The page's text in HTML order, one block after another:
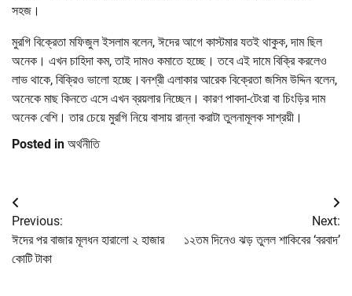
সহজ।
মুরগি বিক্রেতা মফিজুল ইসলাম বলেন, ঈদের আগে কাস্টমার যতই থাকুক, দাম ছিল
অনেক। এখন চাহিদা কম, তাই দামও কমাতে হচ্ছে। তবে এই দামে বিক্রি করলেও
লাভ থাকে, বিক্রিও ভালো হচ্ছে।বনশ্রী এলাকার আরেক বিক্রেতা জসিম উদ্দিন বলেন,
অনেকে মাছ কিনতে এসে এখন ব্রয়লার নিচ্ছেন। কারণ পাবদা-টেংরা বা চিংড়ির দাম
অনেক বেশি। তার চেয়ে মুরগি নিয়ে বাসায় রান্না করাটা তুলনামূলক সাশ্রয়ী।
Posted in অর্থনীতি
Post
navigation
Previous:
ঈদের পর বাজার মূলধন হারালো ২ হাজার
কোটি টাকা
Next:
১২তম দিনেও ঝড় তুলল শাকিবের ‘বরবাদ’